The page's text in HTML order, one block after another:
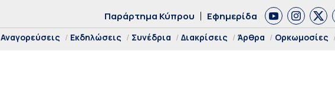
Παράρτημα Κύπρου Εφημερίδα
Αναγορεύσεις Εκδηλώσεις Συνέδρια Διακρίσεις Άρθρα Ορκωμοσίες